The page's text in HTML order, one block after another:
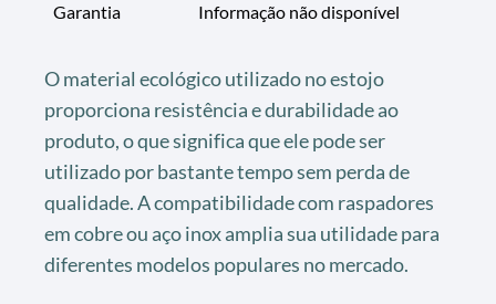
Garantia Informação não disponível
O material ecológico utilizado no estojo
proporciona resistência e durabilidade ao
produto, o que significa que ele pode ser
utilizado por bastante tempo sem perda de
qualidade. A compatibilidade com raspadores
em cobre ou aço inox amplia sua utilidade para
diferentes modelos populares no mercado.